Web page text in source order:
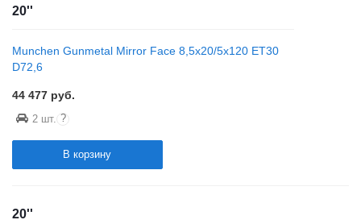
20''
Munchen Gunmetal Mirror Face 8,5x20/5x120 ET30
D72,6
44 477 руб.
2 шт. ?
В корзину
20''